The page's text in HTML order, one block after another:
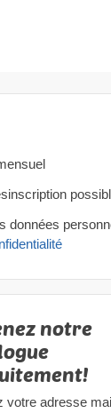
données
notre
votre adresse